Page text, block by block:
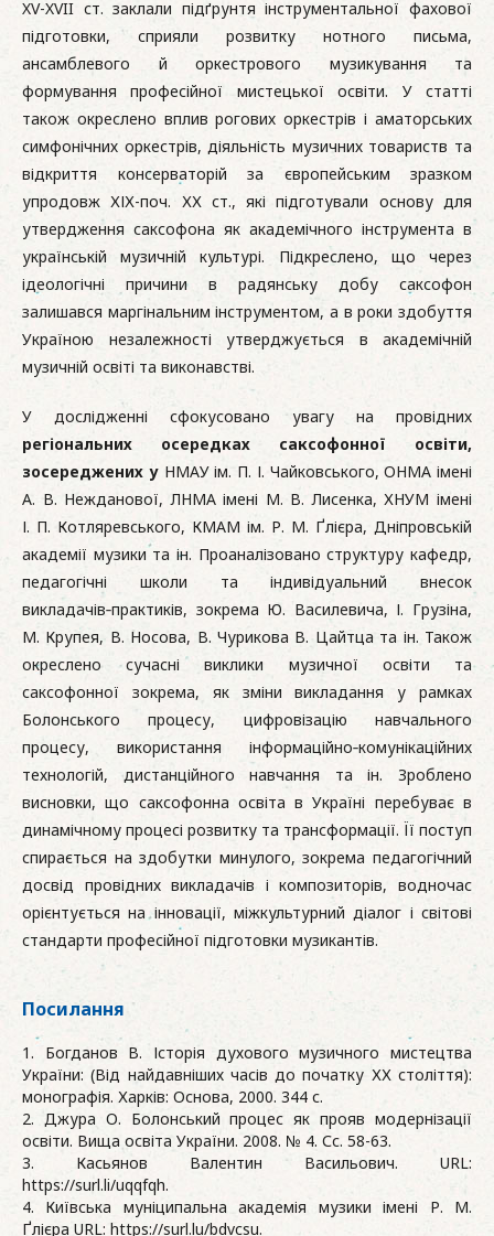
XV-XVII ст. заклали підґрунтя інструментальної фахової
підготовки, сприяли розвитку нотного письма,
ансамблевого й оркестрового музикування та
формування професійної мистецької освіти. У статті
також окреслено вплив рогових оркестрів і аматорських
симфонічних оркестрів, діяльність музичних товариств та
відкриття консерваторій за європейським зразком
упродовж ХІХ-поч. ХХ ст., які підготували основу для
утвердження саксофона як академічного інструмента в
українській музичній культурі. Підкреслено, що через
ідеологічні причини в радянську добу саксофон
залишався маргінальним інструментом, а в роки здобуття
Україною незалежності утверджується в академічній
музичній освіті та виконавстві.
У дослідженні сфокусовано увагу на провідних
регіональних осередках саксофонної освіти,
зосереджених у НМАУ ім. П. І. Чайковського, ОНМА імені
А. В. Нежданової, ЛНМА імені М. В. Лисенка, ХНУМ імені
І. П. Котляревського, КМАМ ім. Р. М. Ґлієра, Дніпровській
академії музики та ін. Проаналізовано структуру кафедр,
педагогічні школи та індивідуальний внесок
викладачів‑практиків, зокрема Ю. Василевича, І. Грузіна,
М. Крупея, В. Носова, В. Чурикова В. Цайтца та ін. Також
окреслено сучасні виклики музичної освіти та
саксофонної зокрема, як зміни викладання у рамках
Болонського процесу, цифровізацію навчального
процесу, використання інформаційно‑комунікаційних
технологій, дистанційного навчання та ін. Зроблено
висновки, що саксофонна освіта в Україні перебуває в
динамічному процесі розвитку та трансформації. Її поступ
спирається на здобутки минулого, зокрема педагогічний
досвід провідних викладачів і композиторів, водночас
орієнтується на інновації, міжкультурний діалог і світові
стандарти професійної підготовки музикантів.
Посилання
1. Богданов В. Історія духового музичного мистецтва
України: (Від найдавніших часів до початку ХХ століття):
монографія. Харків: Основа, 2000. 344 с.
2. Джура О. Болонський процес як прояв модернізації
освіти. Вища освіта України. 2008. № 4. Сс. 58-63.
3. Касьянов Валентин Васильович. URL:
https://surl.li/uqqfqh.
4. Київська муніципальна академія музики імені Р. М.
Ґлієра URL: https://surl.lu/bdvcsu.